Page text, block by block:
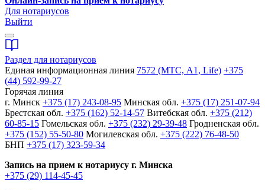
Для нотариусов
Выйти
Раздел для нотариусов
Единая информационная линия 7572 (МТС, A1, Life) +375
(44) 592-99-27
Горячая линия
г. Минск +375 (17) 243-08-95 Минская обл. +375 (17) 251-07-94
Брестская обл. +375 (162) 52-14-57 Витебская обл. +375 (212)
60-85-15 Гомельская обл. +375 (232) 29-39-48 Гродненская обл.
+375 (152) 55-50-80 Могилевская обл. +375 (222) 76-48-50
БНП +375 (17) 323-59-34
Запись на прием к нотариусу г. Минска
+375 (29) 114-45-45